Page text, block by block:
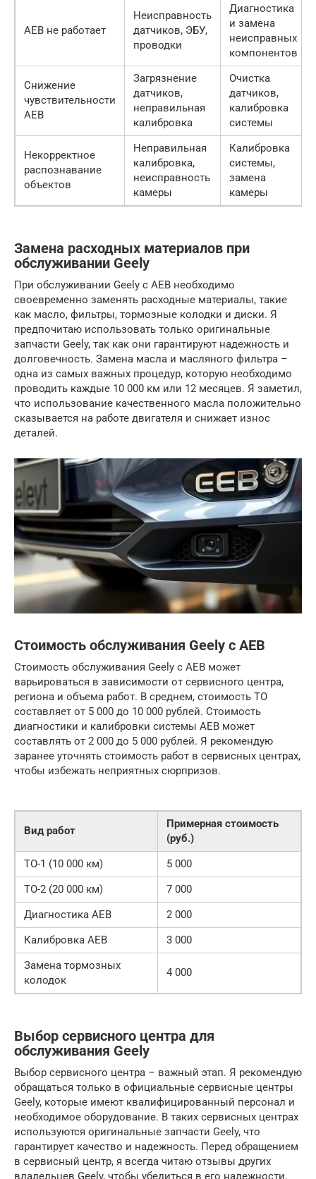
AEB не работает
Неисправность
датчиков, ЭБУ,
проводки
Диагностика
и замена
неисправных
компонентов
Снижение
чувствительности
AEB
Загрязнение
датчиков,
неправильная
калибровка
Очистка
датчиков,
калибровка
системы
Некорректное
распознавание
объектов
Неправильная
калибровка,
неисправность
камеры
Калибровка
системы,
замена
камеры
Замена расходных материалов при
обслуживании Geely
При обслуживании Geely с AEB необходимо
своевременно заменять расходные материалы, такие
как масло, фильтры, тормозные колодки и диски. Я
предпочитаю использовать только оригинальные
запчасти Geely, так как они гарантируют надежность и
долговечность. Замена масла и масляного фильтра –
одна из самых важных процедур, которую необходимо
проводить каждые 10 000 км или 12 месяцев. Я заметил,
что использование качественного масла положительно
сказывается на работе двигателя и снижает износ
деталей.
Стоимость обслуживания Geely с AEB
Стоимость обслуживания Geely с AEB может
варьироваться в зависимости от сервисного центра,
региона и объема работ. В среднем, стоимость ТО
составляет от 5 000 до 10 000 рублей. Стоимость
диагностики и калибровки системы AEB может
составлять от 2 000 до 5 000 рублей. Я рекомендую
заранее уточнять стоимость работ в сервисных центрах,
чтобы избежать неприятных сюрпризов.
Вид работ
Примерная стоимость
(руб.)
ТО-1 (10 000 км)
5 000
ТО-2 (20 000 км)
7 000
Диагностика AEB
2 000
Калибровка AEB
3 000
Замена тормозных
колодок
4 000
Выбор сервисного центра для
обслуживания Geely
Выбор сервисного центра – важный этап. Я рекомендую
обращаться только в официальные сервисные центры
Geely, которые имеют квалифицированный персонал и
необходимое оборудование. В таких сервисных центрах
используются оригинальные запчасти Geely, что
гарантирует качество и надежность. Перед обращением
в сервисный центр, я всегда читаю отзывы других
владельцев Geely, чтобы убедиться в его надежности.